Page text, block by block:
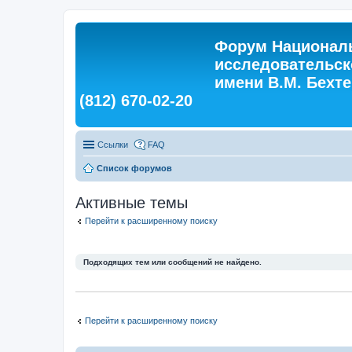
Форум
имени В.М.
(812) 670-02-20
Ссылки FAQ
Список форумов
Активные темы
Перейти к расширенному поиску
Подходящих тем или сообщений не найдено.
Перейти к расширенному поиску